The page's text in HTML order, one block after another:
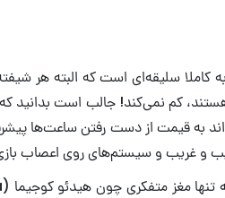
سلیقه‌ای است که البته هر شیفته‌
کم نمی‌کند! جالب است
به قیمت از دست رفتن ساعت‌ها
و غریب و سیستم‌های روی اعصاب